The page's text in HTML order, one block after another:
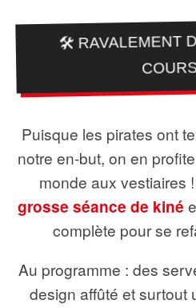
🛠️ RAVALEMENT
Puisque les pirates ont
notre en-but, on en
monde aux vestiaires
grosse séance de kiné
complète pour se
Au programme : des
design affûté et surtout